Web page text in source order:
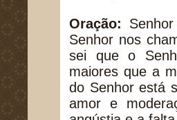
Oração:
Senhor nos
sei que o
maiores que a
do Senhor está
amor e